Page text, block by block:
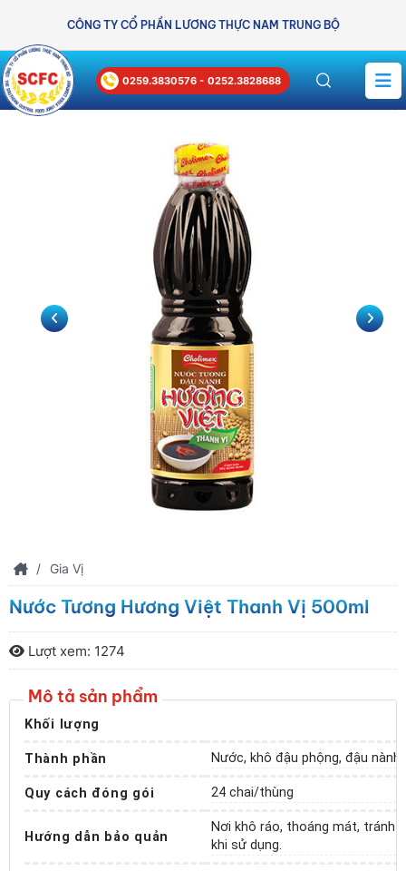
CÔNG TY CỔ PHẦN LƯƠNG THỰC NAM TRUNG BỘ
0259.3830576 - 0252.3828688
Công ty cổ phần Lương thực Nam Trung Bộ
VĂN BẢN
THƯ VIỆN
TIN TỨC
/ Gia Vị
Nước Tương Hương Việt Thanh Vị 500ml
Lượt xem: 1274
Mô tả sản phẩm
Khối lượng
Thành phần Nước, khô đậu phộng, đậu
Quy cách đóng gói 24 chai/thùng
Hướng dẫn bảo quản
Nơi khô ráo, thoáng mát, tránh
khi sử dụng.